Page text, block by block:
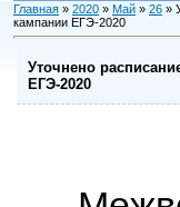
Главная » 2020 » Май » 26 »
кампании ЕГЭ-2020
Уточнено
ЕГЭ-2020